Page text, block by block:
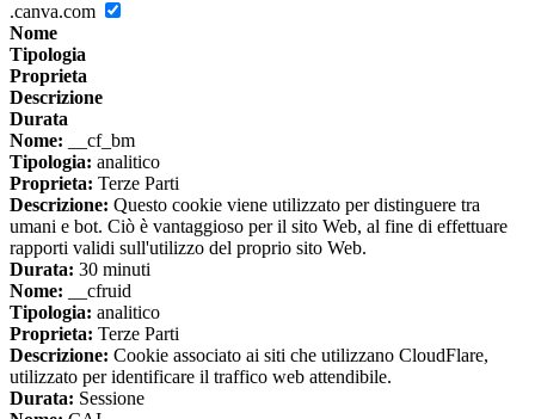
.canva.com
Nome
Tipologia
Proprieta
Descrizione
Durata
Nome: __cf_bm
Tipologia: analitico
Proprieta: Terze Parti
Descrizione: Questo cookie viene utilizzato per distinguere tra
umani e bot. Ciò è vantaggioso per il sito Web, al fine di effettuare
rapporti validi sull'utilizzo del proprio sito Web.
Durata: 30 minuti
Nome: __cfruid
Tipologia: analitico
Proprieta: Terze Parti
Descrizione: Cookie associato ai siti che utilizzano CloudFlare,
utilizzato per identificare il traffico web attendibile.
Durata: Sessione